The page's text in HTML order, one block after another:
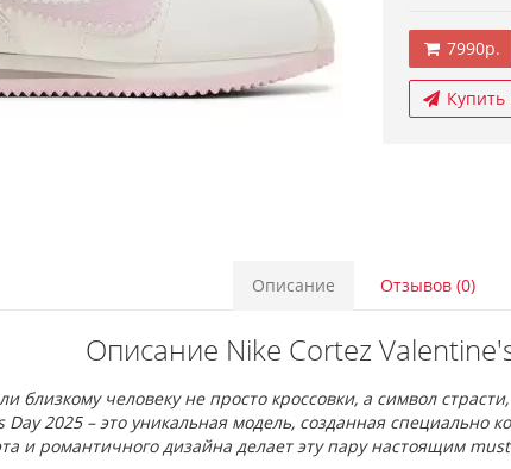
7990р.
Купить
Описание Отзывов (0)
Описание Nike Cortez
близкому человеку не просто кроссовки, а символ
Day 2025 – это уникальная модель, созданная специально
и романтичного дизайна делает эту пару настоящим